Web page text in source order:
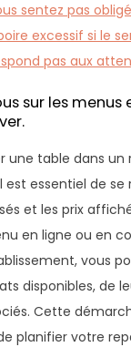
sentez pas
excessif si le
pas aux
sur les menus
une table dans un
essentiel de se
et les prix
en ligne ou en
vous
disponibles, de
Cette
planifier votre